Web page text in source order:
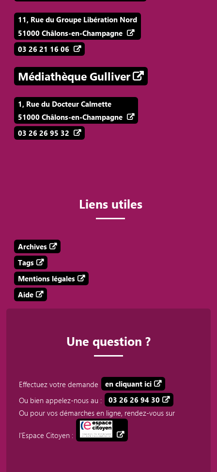
11, Rue du Groupe Libération Nord
51000 Châlons-en-Champagne
03 26 21 16 06
Médiathèque Gulliver
1, Rue du Docteur Calmette
51000 Châlons-en-Champagne
03 26 26 95 32
Liens utiles
Archives
Tags
Mentions légales
Aide
Une question ?
Effectuez votre demande
en cliquant ici
Ou bien appelez-nous au :
03 26 26 94 30
Ou pour vos démarches en ligne, rendez-vous sur
l'Espace Citoyen :